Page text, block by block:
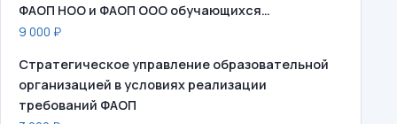
ФАОП НОО и ФАОП ООО обучающихся…
9 000 ₽
Стратегическое управление образовательной
организацией в условиях реализации
требований ФАОП